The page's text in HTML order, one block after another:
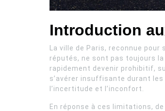
Introduction
La ville de Paris, reconnue
réputés, ne sont pas toujours
rapidement devenir prohibitif,
s’avérer insuffisante durant
l’incertitude et l’inconfort.
En réponse à ces limitations,